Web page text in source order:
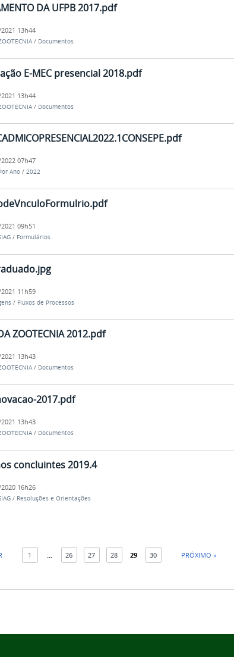
DA UFPB 2017.pdf
13h44
/ Documentos
E-MEC presencial 2018.pdf
13h44
/ Documentos
07h47
Ano / 2022
09h51
/ Formulários
11h59
/ Fluxos de Processos
ZOOTECNIA 2012.pdf
13h43
/ Documentos
2017.pdf
13h43
/ Documentos
concluintes 2019.4
16h26
/ Resoluções e Orientações
1 26 27 28 29 30 PRÓXIMO »